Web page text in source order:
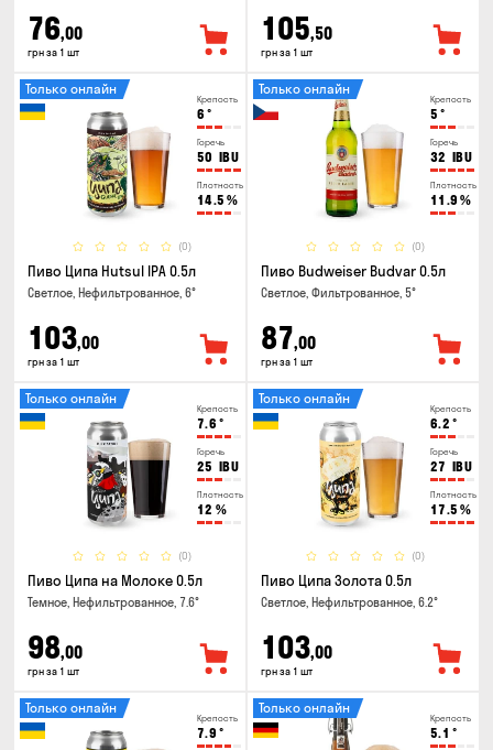
76,00
грн за 1 шт
105,50
грн за 1 шт
Крепость
6 °
Горечь
50 IBU
Плотность
14.5 %
(0)
Только онлайн
Пиво Ципа Hutsul IPA 0.5л
Светлое, Нефильтрованное, 6°
103,00
грн за 1 шт
Крепость
5 °
Горечь
32 IBU
Плотность
11.9 %
(0)
Только онлайн
Пиво Budweiser Budvar 0.5л
Светлое, Фильтрованное, 5°
87,00
грн за 1 шт
Крепость
7.6 °
Горечь
25 IBU
Плотность
12 %
(0)
Только онлайн
Пиво Ципа на Молоке 0.5л
Темное, Нефильтрованное, 7.6°
98,00
грн за 1 шт
Крепость
6.2 °
Горечь
27 IBU
Плотность
17.5 %
(0)
Только онлайн
Пиво Ципа Золота 0.5л
Светлое, Нефильтрованное, 6.2°
103,00
грн за 1 шт
Крепость
7.9 °
Только онлайн
Крепость
5.1 °
Только онлайн